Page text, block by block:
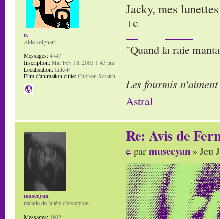
Jacky, mes
+c
"Quand la raie
Les fourmis
Astral
cé
Aide soignant
Messages:4747
Inscription:Mar Fév 18, 2003 1:43 pm
Localisation:Lille-F
Film d'animation culte:Chicken Scratch
Re: Avis de
parmusecyan » Jeu
musecyan
malade de la tête d'exception
Messages: 1802